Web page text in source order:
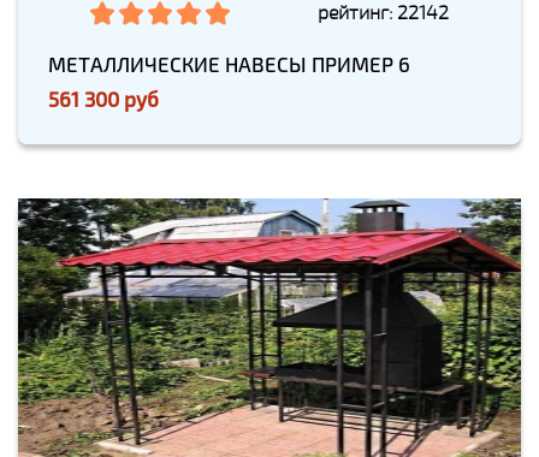
рейтинг: 22142
МЕТАЛЛИЧЕСКИЕ НАВЕСЫ ПРИМЕР 6
561 300 руб